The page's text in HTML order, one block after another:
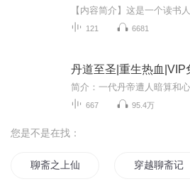
121 6681
丹道至圣|重生热血|VIP
667 95.4万
您是不是在找：
聊斋之上仙 穿越聊斋记